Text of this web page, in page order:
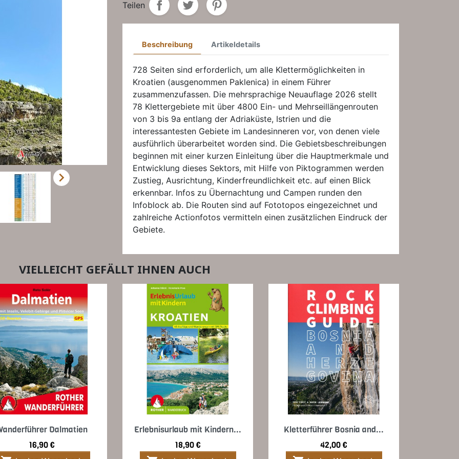

Teilen
Beschreibung Artikeldetails
728 Seiten sind erforderlich, um alle Klettermöglichkeiten in
Kroatien (ausgenommen Paklenica) in einem Führer
zusammenzufassen. Die mehrsprachige Neuauflage 2026 stellt
78 Klettergebiete mit über 4800 Ein- und Mehrseillängenrouten
von 3 bis 9a entlang der Adriaküste, Istrien und die
interessantesten Gebiete im Landesinneren vor, von denen viele
ausführlich überarbeitet worden sind. Die Gebietsbeschreibungen
beginnen mit einer kurzen Einleitung über die Hauptmerkmale und
Entwicklung dieses Sektors, mit Hilfe von Piktogrammen werden
Zustieg, Ausrichtung, Kinderfreundlichkeit etc. auf einen Blick
erkennbar. Infos zu Übernachtung und Campen runden den
Infoblock ab. Die Routen sind auf Fototopos eingezeichnet und
zahlreiche Actionfotos vermitteln einen zusätzlichen Eindruck der
Gebiete.
VIELLEICHT GEFÄLLT IHNEN AUCH
VorschauDalmatien
Preis
16,90 €
 Vorschau
Erlebnisurlaub mit Kindern...
Preis
18,90 €
 Vorschau
Kletterführer Bosnia and...
Preis
42,00 €